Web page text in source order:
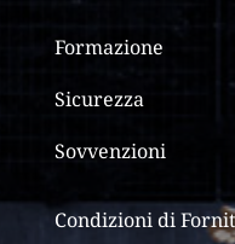
Formazione
Sicurezza
Sovvenzioni
Condizioni di